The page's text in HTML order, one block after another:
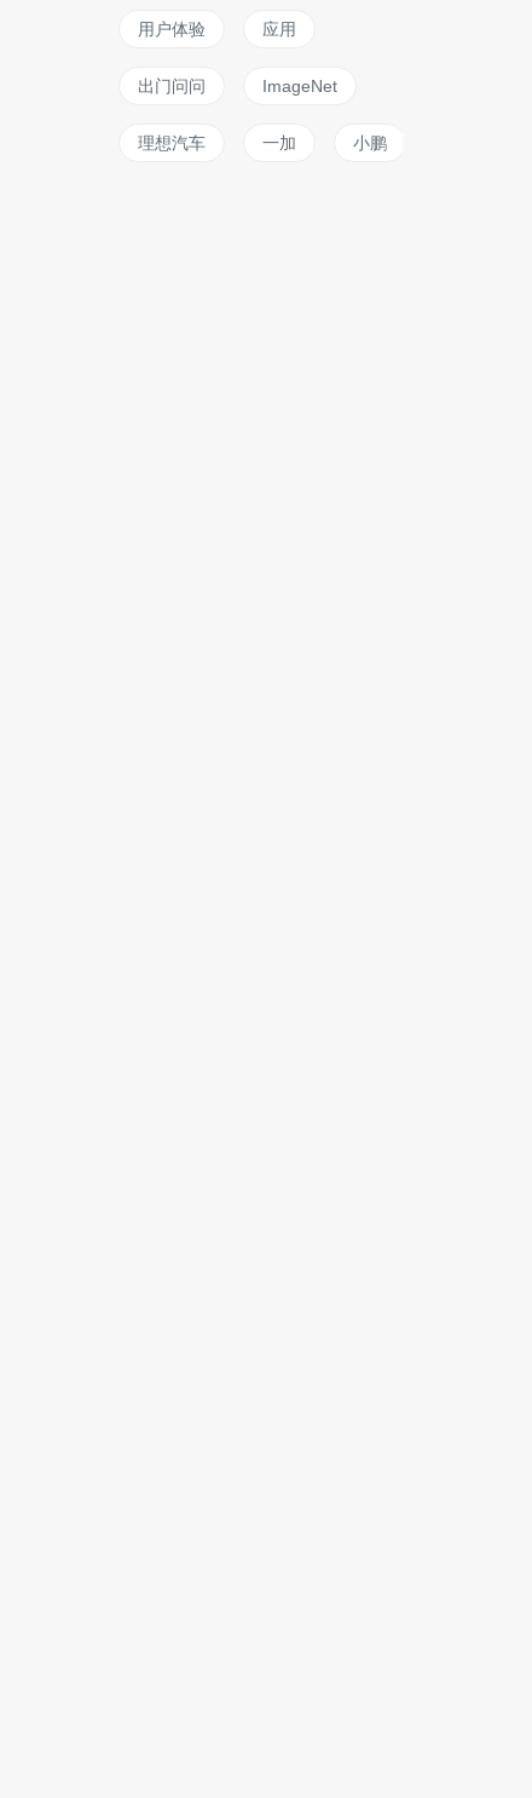
用户体验 应用
出门问问 ImageNet
理想汽车 一加 小鹏